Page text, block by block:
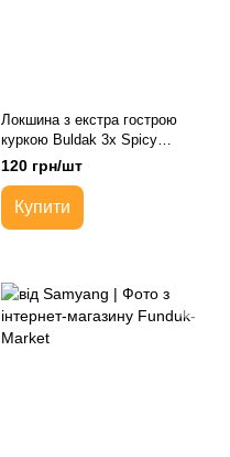
Локшина з екстра гострою
куркою Buldak 3x Spicy
Extreme Hot Chicken Ramen
SAMYANG 140 г
120 грн/шт
Купити